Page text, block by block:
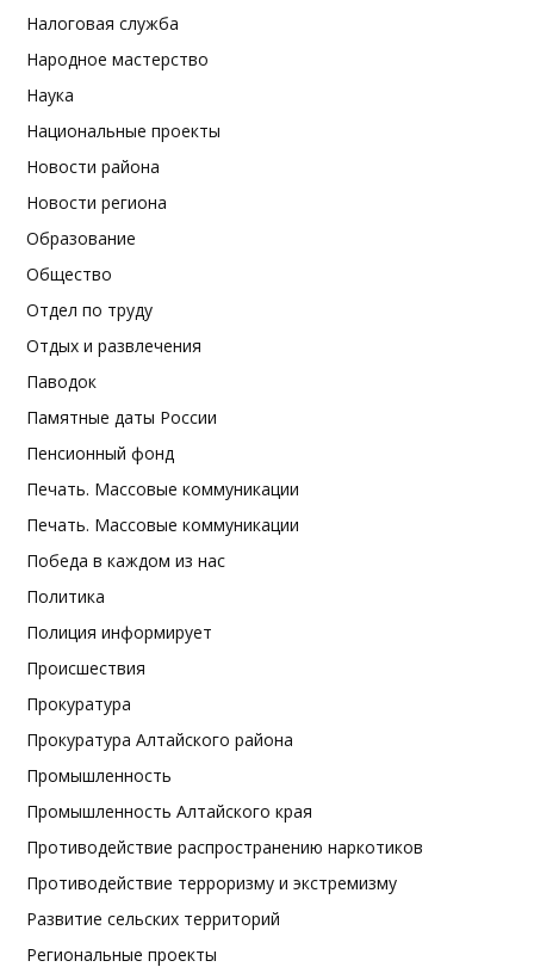
Налоговая служба
Народное мастерство
Наука
Национальные проекты
Новости района
Новости региона
Образование
Общество
Отдел по труду
Отдых и развлечения
Паводок
Памятные даты России
Пенсионный фонд
Печать. Массовые коммуникации
Печать. Массовые коммуникации
Победа в каждом из нас
Политика
Полиция информирует
Происшествия
Прокуратура
Прокуратура Алтайского района
Промышленность
Промышленность Алтайского края
Противодействие распространению наркотиков
Противодействие терроризму и экстремизму
Развитие сельских территорий
Региональные проекты